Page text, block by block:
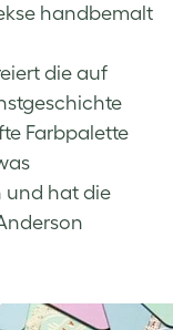
handbemalt
die auf
Farbpalette
und hat die